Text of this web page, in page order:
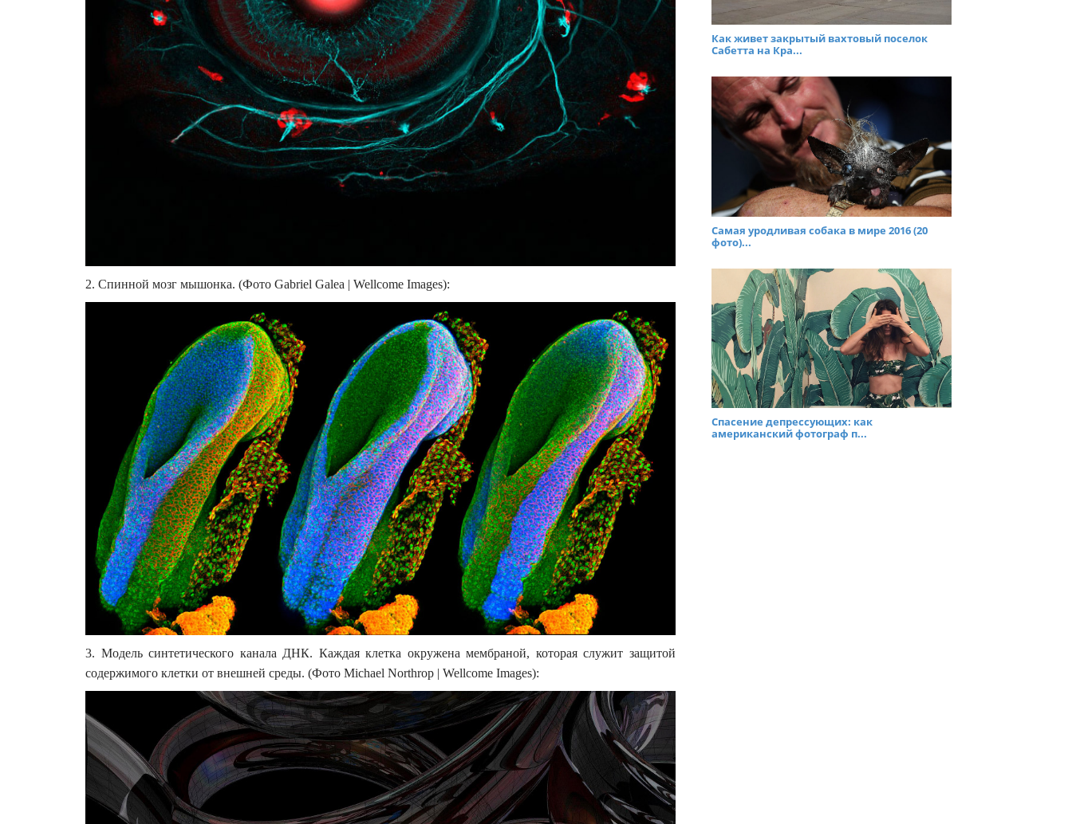
2. Спинной мозг мышонка. (Фото Gabriel Galea | Wellcome Images):
3. Модель синтетического канала ДНК. Каждая клетка окружена мембраной, которая служит защитой
содержимого клетки от внешней среды. (Фото Michael Northrop | Wellcome Images):
Как живет закрытый вахтовый поселок
Сабетта на Кра...
Самая уродливая собака в мире 2016 (20
фото)...
Спасение депрессующих: как
американский фотограф п...